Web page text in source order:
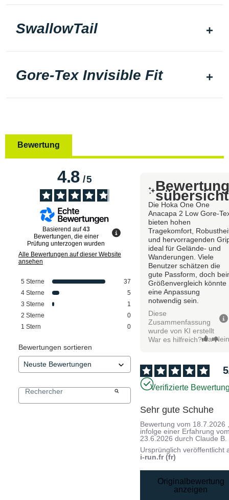
SwallowTail
Gore-Tex Invisible Fit
Bewertung
4.8/5
Basierend auf43
Bewertungen, die einer
Prüfung unterzogen wurden
Alle Bewertungen auf dieser Website
ansehen
5 Sterne
37
4 Sterne
5
3 Sterne
1
2 Sterne
0
1 Stern 0
Bewertungen sortieren
sübersicht
Die Hoka One One
Anacapa 2 Low Gore-
bieten hohen
Tragekomfort,
und hervorragenden
ideal für Gelände- und
Wanderungen. Viele
Benutzer schätzen die
gute Passform, doch
Größenvergleich könnte
eine Anpassung
notwendig sein.
Diese
Zusammenfassung
wurde von KI erstellt
War es hilfreich? Ja
5
Verifizierte
Sehr gute Schuhe
Bewertung vom 18.7.2026
infolge einer Erfahrung
23.6.2026 durchClaude B.
Ursprünglich veröffentlicht
i-run.fr (fr)
Originalbewertung
anzeigen